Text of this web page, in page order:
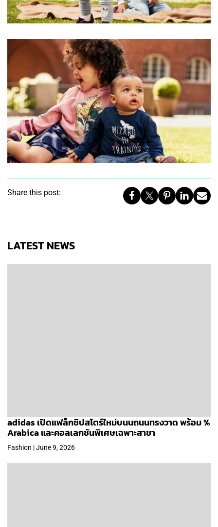
Share this post:
LATEST NEWS
adidas เปิดแฟล็กชิปสโตร์ใหม่บนนถนนทรงวาด พร้อม %
Arabica และคอลเลกชันพิเศษเฉพาะสาขา
Fashion | June 9, 2026